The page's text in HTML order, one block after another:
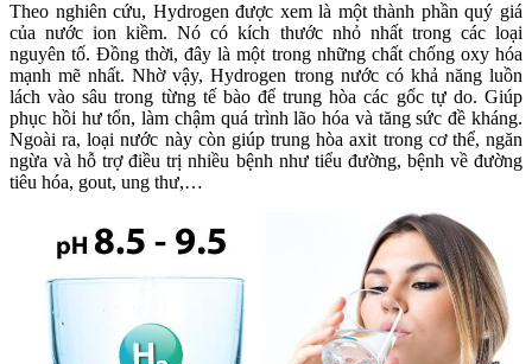
Theo nghiên cứu, Hydrogen được xem là một thành phần quý giá
của nước ion kiềm. Nó có kích thước nhỏ nhất trong các loại
nguyên tố. Đồng thời, đây là một trong những chất chống oxy hóa
mạnh mẽ nhất. Nhờ vậy, Hydrogen trong nước có khả năng luồn
lách vào sâu trong từng tế bào để trung hòa các gốc tự do. Giúp
phục hồi hư tổn, làm chậm quá trình lão hóa và tăng sức đề kháng.
Ngoài ra, loại nước này còn giúp trung hòa axit trong cơ thể, ngăn
ngừa và hỗ trợ điều trị nhiều bệnh như tiểu đường, bệnh về đường
tiêu hóa, gout, ung thư,…